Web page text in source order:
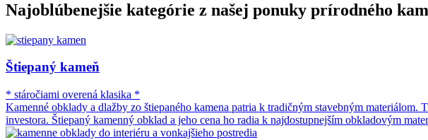
Najoblúbenejšie kategórie z našej ponuky prírodného
Štiepaný kameň
* stáročiami overená klasika *
Kamenné obklady a dlažby zo štiepaného kamena patria k tradičným stavebným
investora. Štiepaný kamenný obklad a jeho cena ho radia k najdostupnejším obkladovým